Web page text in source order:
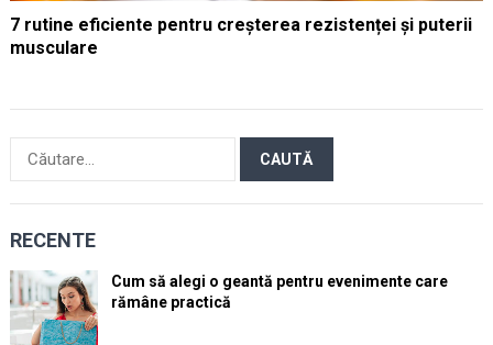
7 rutine eficiente pentru creșterea rezistenței și puterii
musculare
după:
RECENTE
Cum să alegi o geantă pentru evenimente care
rămâne practică